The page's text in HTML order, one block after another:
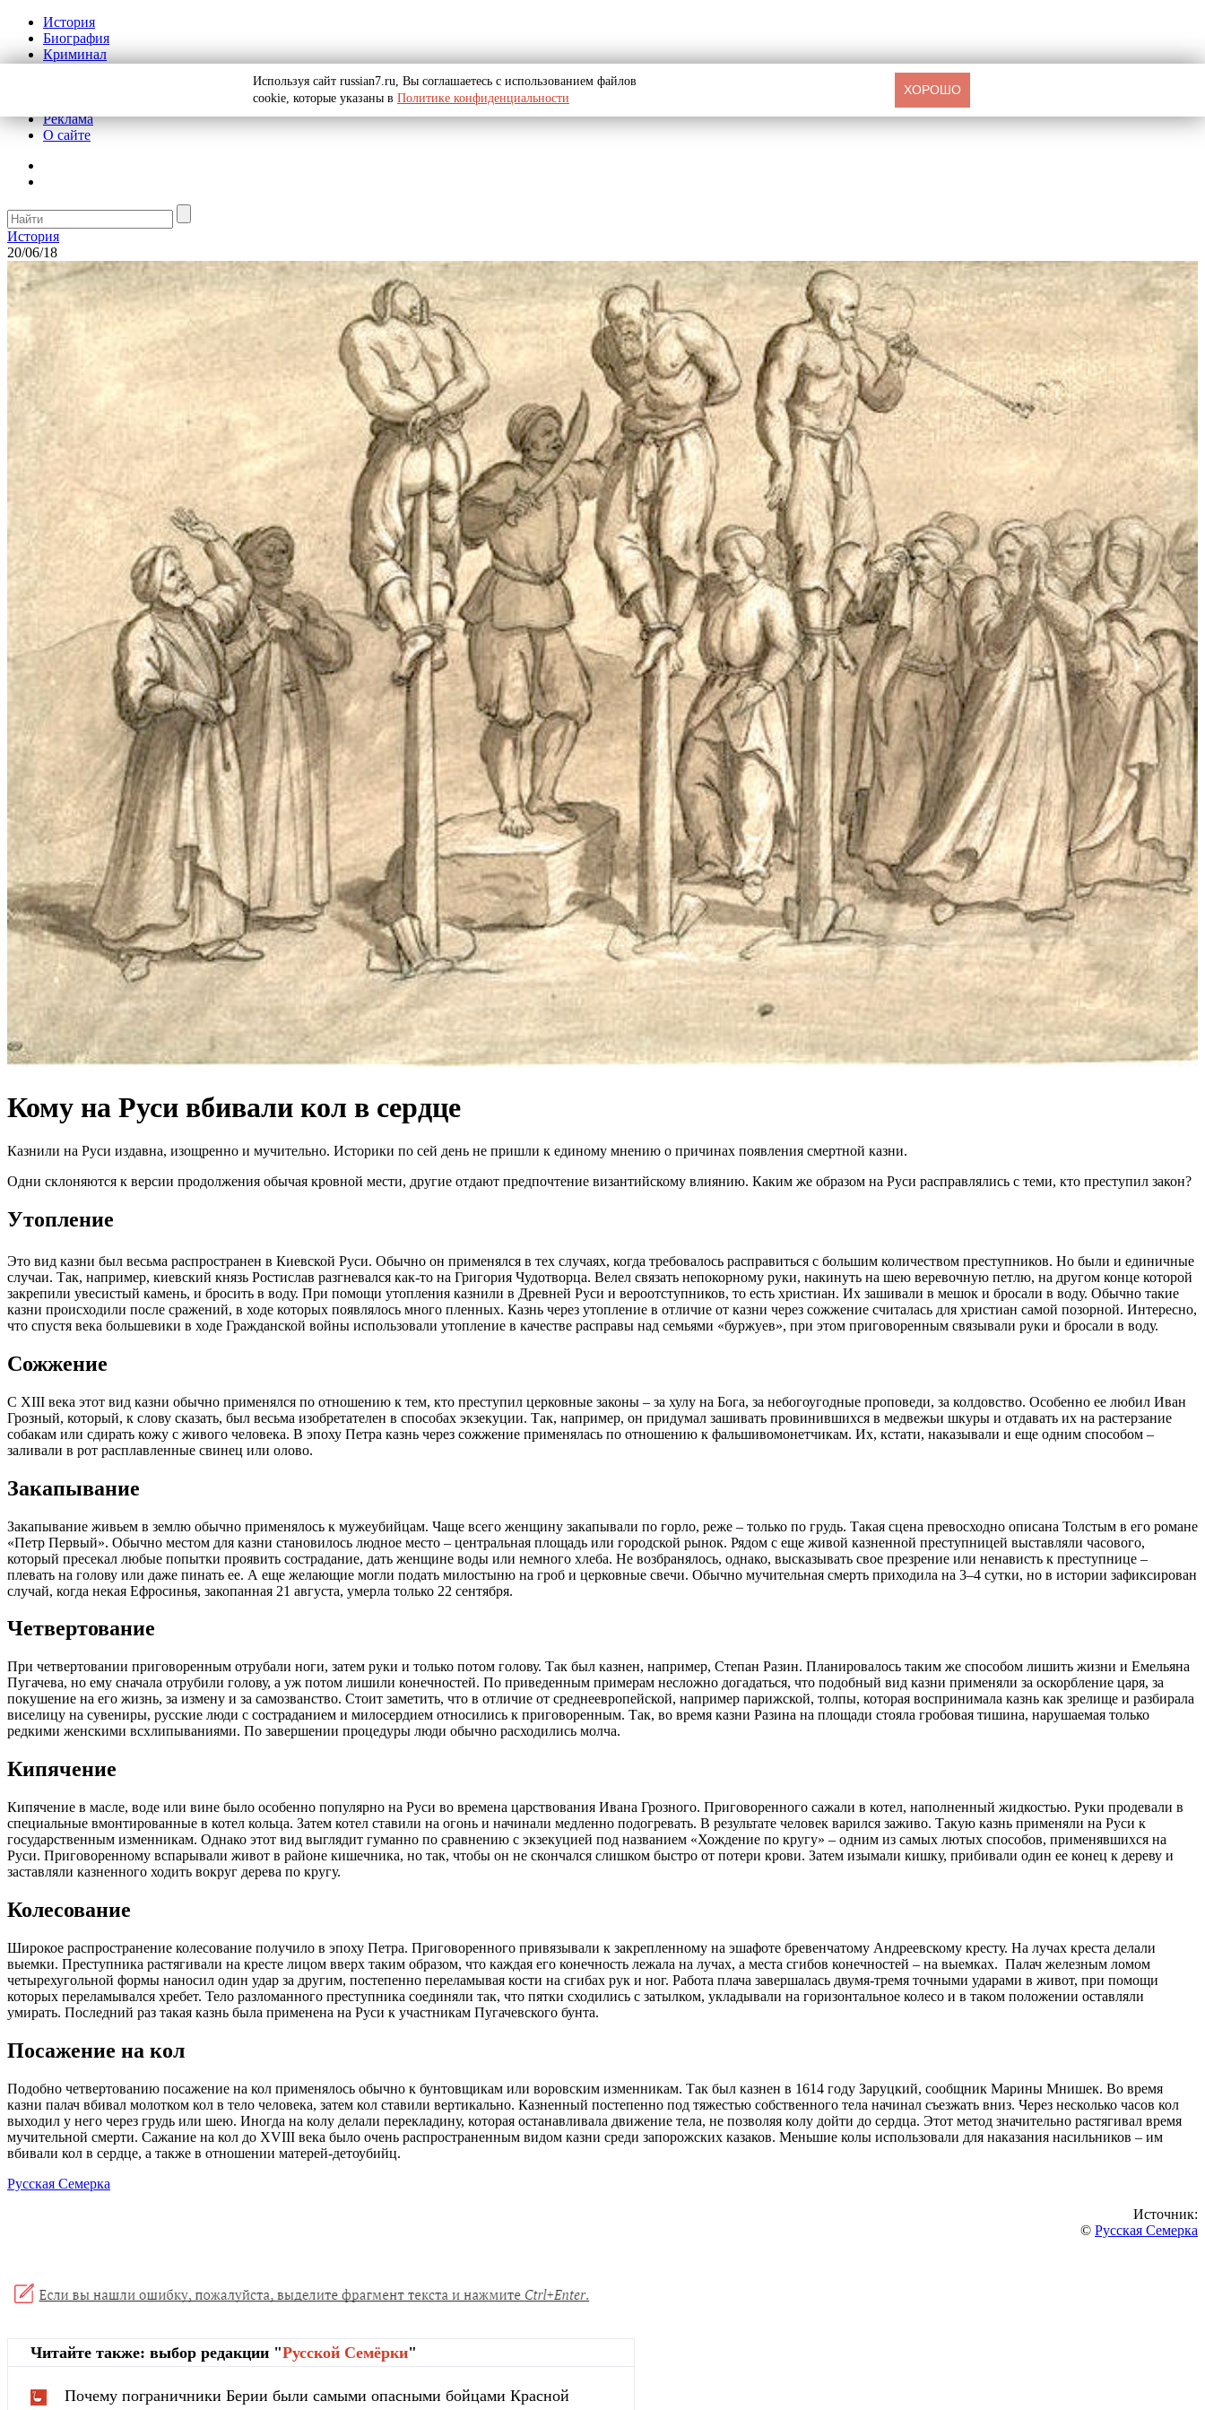
История
Биография
Криминал
Реклама
О сайте
История
20/06/18
Кому на Руси вбивали кол в сердце
Казнили на Руси издавна, изощренно и мучительно. Историки по сей день не пришли к единому мнению о причинах появления смертной казни.
Одни склоняются к версии продолжения обычая кровной мести, другие отдают предпочтение византийскому влиянию. Каким же образом на Руси расправлялись с теми, кто преступил закон?
Утопление
Это вид казни был весьма распространен в Киевской Руси. Обычно он применялся в тех случаях, когда требовалось расправиться с большим количеством преступников. Но были и единичные
случаи. Так, например, киевский князь Ростислав разгневался как-то на Григория Чудотворца. Велел связать непокорному руки, накинуть на шею веревочную петлю, на другом конце которой
закрепили увесистый камень, и бросить в воду. При помощи утопления казнили в Древней Руси и вероотступников, то есть христиан. Их зашивали в мешок и бросали в воду. Обычно такие
казни происходили после сражений, в ходе которых появлялось много пленных. Казнь через утопление в отличие от казни через сожжение считалась для христиан самой позорной. Интересно,
что спустя века большевики в ходе Гражданской войны использовали утопление в качестве расправы над семьями «буржуев», при этом приговоренным связывали руки и бросали в воду.
Сожжение
С XIII века этот вид казни обычно применялся по отношению к тем, кто преступил церковные законы – за хулу на Бога, за небогоугодные проповеди, за колдовство. Особенно ее любил Иван
Грозный, который, к слову сказать, был весьма изобретателен в способах экзекуции. Так, например, он придумал зашивать провинившихся в медвежьи шкуры и отдавать их на растерзание
собакам или сдирать кожу с живого человека. В эпоху Петра казнь через сожжение применялась по отношению к фальшивомонетчикам. Их, кстати, наказывали и еще одним способом –
заливали в рот расплавленные свинец или олово.
Закапывание
Закапывание живьем в землю обычно применялось к мужеубийцам. Чаще всего женщину закапывали по горло, реже – только по грудь. Такая сцена превосходно описана Толстым в его романе
«Петр Первый». Обычно местом для казни становилось людное место – центральная площадь или городской рынок. Рядом с еще живой казненной преступницей выставляли часового,
который пресекал любые попытки проявить сострадание, дать женщине воды или немного хлеба. Не возбранялось, однако, высказывать свое презрение или ненависть к преступнице –
плевать на голову или даже пинать ее. А еще желающие могли подать милостыню на гроб и церковные свечи. Обычно мучительная смерть приходила на 3–4 сутки, но в истории зафиксирован
случай, когда некая Ефросинья, закопанная 21 августа, умерла только 22 сентября.
Четвертование
При четвертовании приговоренным отрубали ноги, затем руки и только потом голову. Так был казнен, например, Степан Разин. Планировалось таким же способом лишить жизни и Емельяна
Пугачева, но ему сначала отрубили голову, а уж потом лишили конечностей. По приведенным примерам несложно догадаться, что подобный вид казни применяли за оскорбление царя, за
покушение на его жизнь, за измену и за самозванство. Стоит заметить, что в отличие от среднеевропейской, например парижской, толпы, которая воспринимала казнь как зрелище и разбирала
виселицу на сувениры, русские люди с состраданием и милосердием относились к приговоренным. Так, во время казни Разина на площади стояла гробовая тишина, нарушаемая только
редкими женскими всхлипываниями. По завершении процедуры люди обычно расходились молча.
Кипячение
Кипячение в масле, воде или вине было особенно популярно на Руси во времена царствования Ивана Грозного. Приговоренного сажали в котел, наполненный жидкостью. Руки продевали в
специальные вмонтированные в котел кольца. Затем котел ставили на огонь и начинали медленно подогревать. В результате человек варился заживо. Такую казнь применяли на Руси к
государственным изменникам. Однако этот вид выглядит гуманно по сравнению с экзекуцией под названием «Хождение по кругу» – одним из самых лютых способов, применявшихся на
Руси. Приговоренному вспарывали живот в районе кишечника, но так, чтобы он не скончался слишком быстро от потери крови. Затем изымали кишку, прибивали один ее конец к дереву и
заставляли казненного ходить вокруг дерева по кругу.
Колесование
Широкое распространение колесование получило в эпоху Петра. Приговоренного привязывали к закрепленному на эшафоте бревенчатому Андреевскому кресту. На лучах креста делали
выемки. Преступника растягивали на кресте лицом вверх таким образом, что каждая его конечность лежала на лучах, а места сгибов конечностей – на выемках. Палач железным ломом
четырехугольной формы наносил один удар за другим, постепенно переламывая кости на сгибах рук и ног. Работа плача завершалась двумя-тремя точными ударами в живот, при помощи
которых переламывался хребет. Тело разломанного преступника соединяли так, что пятки сходились с затылком, укладывали на горизонтальное колесо и в таком положении оставляли
умирать. Последний раз такая казнь была применена на Руси к участникам Пугачевского бунта.
Посажение на кол
Подобно четвертованию посажение на кол применялось обычно к бунтовщикам или воровским изменникам. Так был казнен в 1614 году Заруцкий, сообщник Марины Мнишек. Во время
казни палач вбивал молотком кол в тело человека, затем кол ставили вертикально. Казненный постепенно под тяжестью собственного тела начинал съезжать вниз. Через несколько часов кол
выходил у него через грудь или шею. Иногда на колу делали перекладину, которая останавливала движение тела, не позволяя колу дойти до сердца. Этот метод значительно растягивал время
мучительной смерти. Сажание на кол до XVIII века было очень распространенным видом казни среди запорожских казаков. Меньшие колы использовали для наказания насильников – им
вбивали кол в сердце, а также в отношении матерей-детоубийц.
Русская Семерка
Источник:
© Русская Семерка
Читайте также: выбор редакции "Русской Cемёрки"
Почему пограничники Берии были самыми опасными бойцами Красной
Используя сайт russian7.ru, Вы соглашаетесь с использованием файлов
cookie, которые указаны в Политике конфиденциальности
ХОРОШО